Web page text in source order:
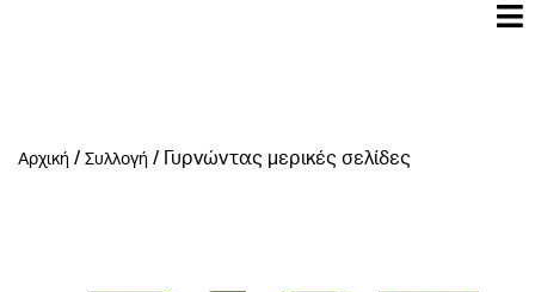
Αρχική / Συλλογή / Γυρνώντας μερικές σελίδες